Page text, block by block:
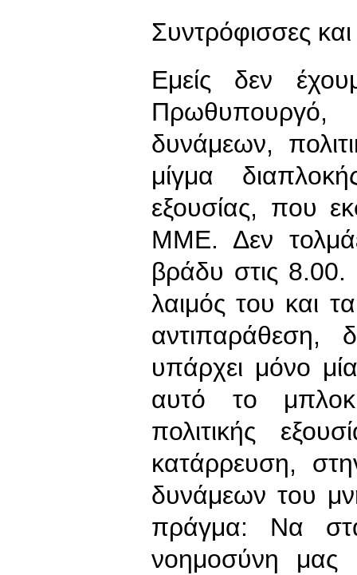
Συντρόφισσες
Εμείς δεν
δυνάμεων,
μίγμα
εξουσίας, που
ΜΜΕ. Δεν
βράδυ στις 8.00.
λαιμός του και
αντιπαράθεση,
υπάρχει μόνο
αυτό το μπλοκ
πολιτικής
κατάρρευση,
δυνάμεων του
πράγμα: Να
νοημοσύνη μας